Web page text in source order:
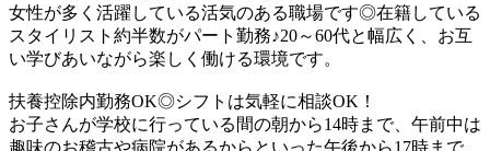
女性が多く活躍している活気のある職場です◎在籍している
スタイリスト約半数がパート勤務♪20～60代と幅広く、お互
い学びあいながら楽しく働ける環境です。
扶養控除内勤務OK◎シフトは気軽に相談OK！
お子さんが学校に行っている間の朝から14時まで、午前中は
趣味のお稽古や病院があるからといった午後から17時まで、